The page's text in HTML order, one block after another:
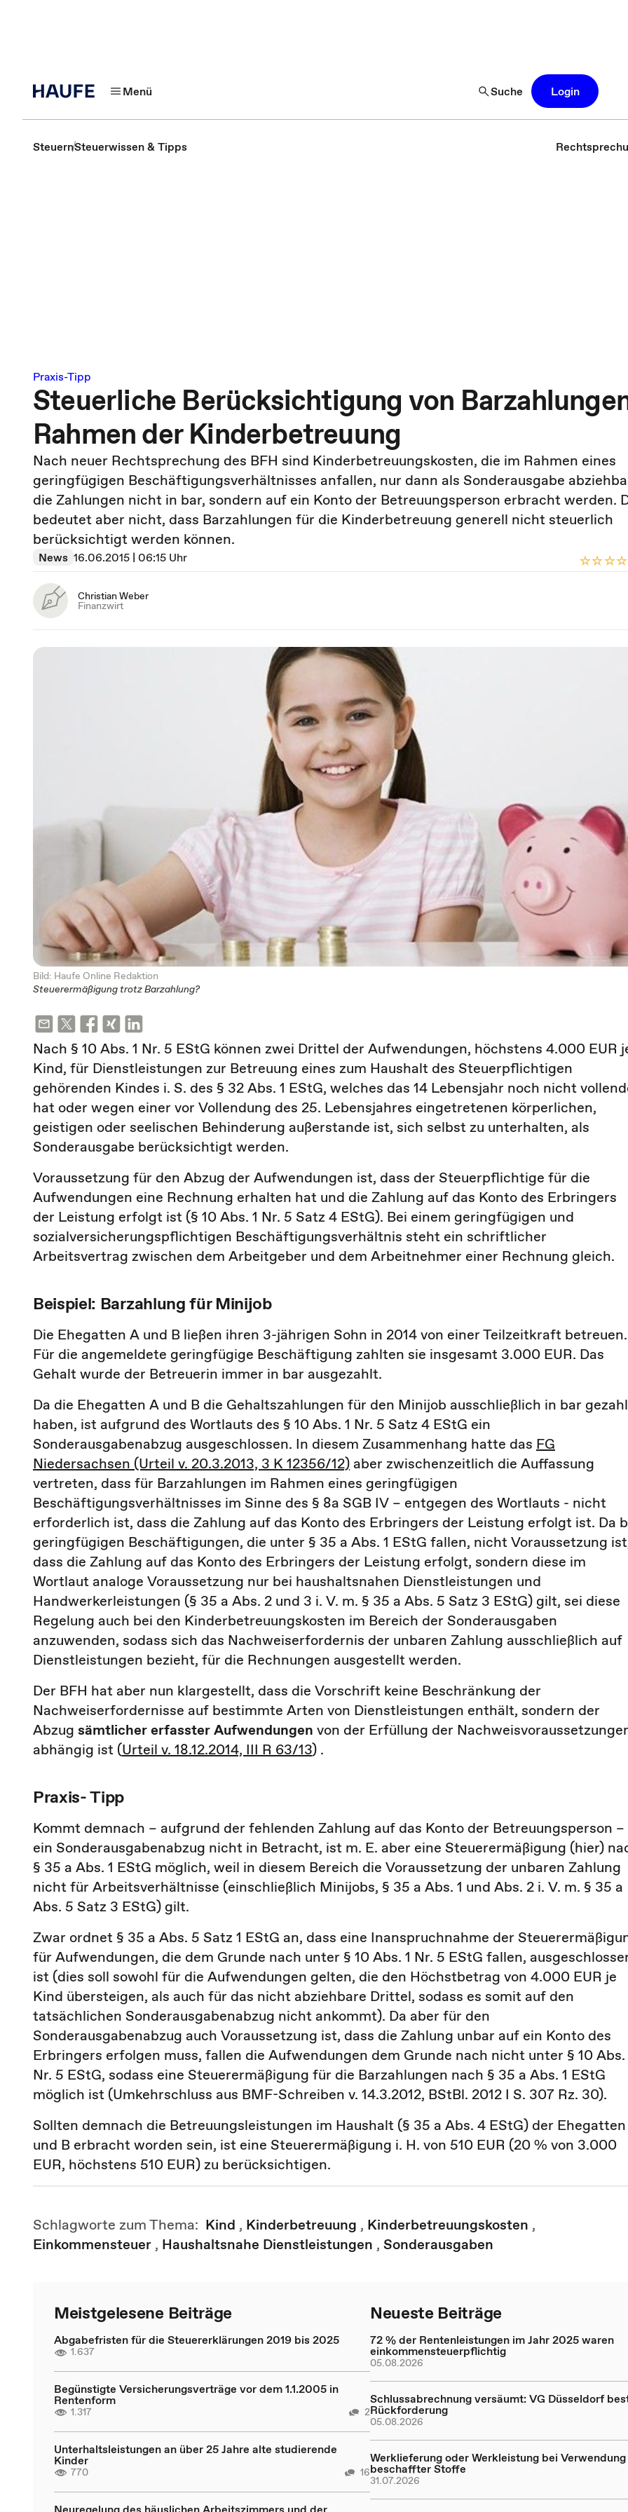
Menü Suche Login
SteuernSteuerwissen & Tipps
Praxis-Tipp
Steuerliche Berücksichtigung von
Rahmen der Kinderbetreuung
Nach neuer Rechtsprechung des BFH sind Kinderbetreuungskosten, die im Rahmen eines
geringfügigen Beschäftigungsverhältnisses anfallen, nur dann als Sonderausgabe
die Zahlungen nicht in bar, sondern auf ein Konto der Betreuungsperson erbracht werden.
bedeutet aber nicht, dass Barzahlungen für die Kinderbetreuung generell nicht steuerlich
berücksichtigt werden können.
News 16.06.2015 | 06:15 Uhr
Christian Weber
Finanzwirt
Bild: Haufe Online Redaktion
Steuerermäßigung trotz Barzahlung?
Nach § 10 Abs. 1 Nr. 5 EStG können zwei Drittel der Aufwendungen, höchstens 4.000 EUR
Kind, für Dienstleistungen zur Betreuung eines zum Haushalt des Steuerpflichtigen
gehörenden Kindes i. S. des § 32 Abs. 1 EStG, welches das 14 Lebensjahr noch nicht
hat oder wegen einer vor Vollendung des 25. Lebensjahres eingetretenen körperlichen,
geistigen oder seelischen Behinderung außerstande ist, sich selbst zu unterhalten, als
Sonderausgabe berücksichtigt werden.
Voraussetzung für den Abzug der Aufwendungen ist, dass der Steuerpflichtige für die
Aufwendungen eine Rechnung erhalten hat und die Zahlung auf das Konto des Erbringers
der Leistung erfolgt ist (§ 10 Abs. 1 Nr. 5 Satz 4 EStG). Bei einem geringfügigen und
sozialversicherungspflichtigen Beschäftigungsverhältnis steht ein schriftlicher
Arbeitsvertrag zwischen dem Arbeitgeber und dem Arbeitnehmer einer Rechnung gleich.
Beispiel: Barzahlung für Minijob
Die Ehegatten A und B ließen ihren 3-jährigen Sohn in 2014 von einer Teilzeitkraft betreuen.
Für die angemeldete geringfügige Beschäftigung zahlten sie insgesamt 3.000 EUR. Das
Gehalt wurde der Betreuerin immer in bar ausgezahlt.
Da die Ehegatten A und B die Gehaltszahlungen für den Minijob ausschließlich in bar
haben, ist aufgrund des Wortlauts des § 10 Abs. 1 Nr. 5 Satz 4 EStG ein
Sonderausgabenabzug ausgeschlossen. In diesem Zusammenhang hatte das FG
Niedersachsen (Urteil v. 20.3.2013, 3 K 12356/12) aber zwischenzeitlich die Auffassung
vertreten, dass für Barzahlungen im Rahmen eines geringfügigen
Beschäftigungsverhältnisses im Sinne des § 8a SGB IV – entgegen des Wortlauts - nicht
erforderlich ist, dass die Zahlung auf das Konto des Erbringers der Leistung erfolgt ist. Da
geringfügigen Beschäftigungen, die unter § 35 a Abs. 1 EStG fallen, nicht Voraussetzung
dass die Zahlung auf das Konto des Erbringers der Leistung erfolgt, sondern diese im
Wortlaut analoge Voraussetzung nur bei haushaltsnahen Dienstleistungen und
Handwerkerleistungen (§ 35 a Abs. 2 und 3 i. V. m. § 35 a Abs. 5 Satz 3 EStG) gilt, sei diese
Regelung auch bei den Kinderbetreuungskosten im Bereich der Sonderausgaben
anzuwenden, sodass sich das Nachweiserfordernis der unbaren Zahlung ausschließlich auf
Dienstleistungen bezieht, für die Rechnungen ausgestellt werden.
Der BFH hat aber nun klargestellt, dass die Vorschrift keine Beschränkung der
Nachweiserfordernisse auf bestimmte Arten von Dienstleistungen enthält, sondern der
Abzug sämtlicher erfasster Aufwendungen von der Erfüllung der
abhängig ist (Urteil v. 18.12.2014, III R 63/13) .
Praxis- Tipp
Kommt demnach – aufgrund der fehlenden Zahlung auf das Konto der Betreuungsperson –
ein Sonderausgabenabzug nicht in Betracht, ist m. E. aber eine Steuerermäßigung (hier)
§ 35 a Abs. 1 EStG möglich, weil in diesem Bereich die Voraussetzung der unbaren Zahlung
nicht für Arbeitsverhältnisse (einschließlich Minijobs, § 35 a Abs. 1 und Abs. 2 i. V. m. § 35 a
Abs. 5 Satz 3 EStG) gilt.
Zwar ordnet § 35 a Abs. 5 Satz 1 EStG an, dass eine Inanspruchnahme der
für Aufwendungen, die dem Grunde nach unter § 10 Abs. 1 Nr. 5 EStG fallen,
ist (dies soll sowohl für die Aufwendungen gelten, die den Höchstbetrag von 4.000 EUR je
Kind übersteigen, als auch für das nicht abziehbare Drittel, sodass es somit auf den
tatsächlichen Sonderausgabenabzug nicht ankommt). Da aber für den
Sonderausgabenabzug auch Voraussetzung ist, dass die Zahlung unbar auf ein Konto des
Erbringers erfolgen muss, fallen die Aufwendungen dem Grunde nach nicht unter § 10 Abs.
Nr. 5 EStG, sodass eine Steuerermäßigung für die Barzahlungen nach § 35 a Abs. 1 EStG
möglich ist (Umkehrschluss aus BMF-Schreiben v. 14.3.2012, BStBl. 2012 I S. 307 Rz. 30).
Sollten demnach die Betreuungsleistungen im Haushalt (§ 35 a Abs. 4 EStG) der
und B erbracht worden sein, ist eine Steuerermäßigung i. H. von 510 EUR (20 % von 3.000
EUR, höchstens 510 EUR) zu berücksichtigen.
Schlagworte zum Thema: Kind , Kinderbetreuung , Kinderbetreuungskosten ,
Einkommensteuer , Haushaltsnahe Dienstleistungen , Sonderausgaben
Meistgelesene Beiträge
Abgabefristen für die Steuererklärungen 2019 bis 2025
1.637
Begünstigte Versicherungsverträge vor dem 1.1.2005 in
Rentenform
1.317 2
Unterhaltsleistungen an über 25 Jahre alte studierende
Kinder
770 16
Neuregelung des häuslichen Arbeitszimmers und der
Neueste Beiträge
72 % der Rentenleistungen im Jahr 2025 waren
einkommensteuerpflichtig
05.08.2026
Schlussabrechnung versäumt: VG Düsseldorf
Rückforderung
05.08.2026
Werklieferung oder Werkleistung bei
beschaffter Stoffe
31.07.2026